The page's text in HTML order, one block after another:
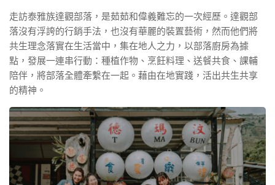
走訪泰雅族達觀部落，是茹茹和偉義難忘的一次經歷。達觀部
落沒有浮誇的行銷手法，也沒有華麗的裝置藝術，然而他們將
共生理念落實在生活當中，集在地人之力，以部落廚房為據
點，發展一連串行動：種植作物、烹飪料理、送餐共食、課輔
陪伴，將部落全體牽繫在一起。藉由在地實踐，活出共生共享
的精神。